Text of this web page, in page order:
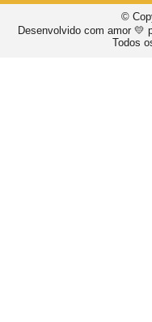
©
Desenvolvido com amor 💛
Todos